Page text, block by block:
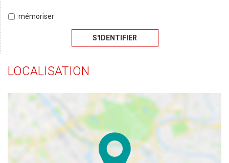
mémoriser
S'IDENTIFIER
LOCALISATION